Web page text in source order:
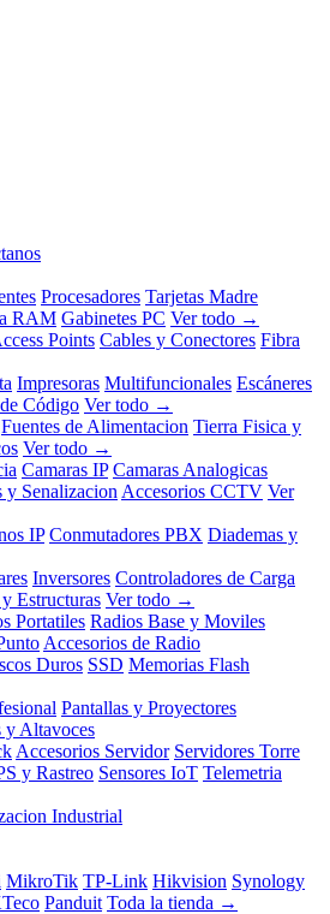
Procesadores Tarjetas Madre
RAM Gabinetes PC Ver todo →
Points Cables y Conectores Fibra
Impresoras Multifuncionales Escáneres
Código Ver todo →
Fuentes de Alimentacion Tierra Fisica y
Ver todo →
Camaras IP Camaras Analogicas
y Senalizacion Accesorios CCTV Ver
IP Conmutadores PBX Diademas y
Inversores Controladores de Carga
Estructuras Ver todo →
Portatiles Radios Base y Moviles
Accesorios de Radio
Duros SSD Memorias Flash
Pantallas y Proyectores
y Altavoces
Accesorios Servidor Servidores Torre
y Rastreo Sensores IoT Telemetria
Industrial
MikroTik TP-Link Hikvision Synology
Panduit Toda la tienda →